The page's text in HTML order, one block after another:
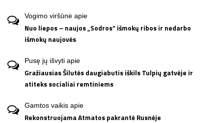
Vogimo viršūnė apie
Nuo liepos – naujos „Sodros“ išmokų ribos ir nedarbo
išmokų naujovės
Pusę jų išvyti apie
Gražiausias Šilutės daugiabutis iškils Tulpių gatvėje ir
atiteks socialiai remtiniems
Gamtos vaikis apie
Rekonstruojama Atmatos pakrantė Rusnėje